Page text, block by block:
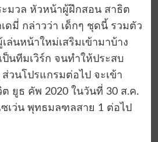
มวล หัวหน้าผู้ฝึกสอน สาธิต
ดมี่ กล่าวว่า เด็กๆ ชุดนี้ รวมตัว
ล่นหน้าใหม่เสริมเข้ามาบ้าง
ป็นทีมเวิร์ก จนทำให้ประสบ
วนโปรแกรมต่อไป จะเข้า
ยูธ คัพ 2020 ในวันที่ 30 ส.ค.
เว่น พุทธมลฑลสาย 1 ต่อไป